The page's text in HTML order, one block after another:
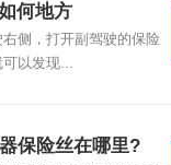
何地方
侧，打开副驾驶的保险
以发现...
保险丝在哪里?